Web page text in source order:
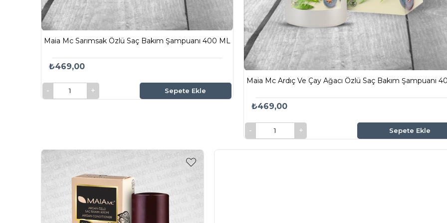
Maia Mc Sarımsak Özlü Saç Bakım Şampuanı 400 ML
₺469,00
Sepete Ekle
Maia Mc Ardıç Ve Çay Ağacı Özlü Saç Bakım Şampuanı
₺469,00
Sepete Ekle